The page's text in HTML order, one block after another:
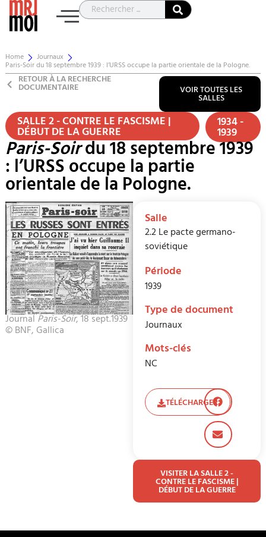
Home Journaux
Paris-Soir du 18 septembre 1939 : l’URSS occupe la partie orientale de la Pologne.
RETOUR À LA RECHERCHE
DOCUMENTAIRE VOIR TOUTES LES
SALLES
SALLE 2 - CONTRE LE FASCISME |
DÉBUT DE LA GUERRE 1934 -
1939
Paris-Soirdu 18 septembre 1939
: l’URSS occupe la partie
orientale de la Pologne.
JournalParis-Soir, 18 sept.1939
© BNF, Gallica
Salle
2.2 Le pacte germano-
soviétique
Période
1939
Type de document
Journaux
Mots-clés
NC
TÉLÉCHARGER
VISITER LA SALLE 2 -
CONTRE LE FASCISME |
DÉBUT DE LA GUERRE